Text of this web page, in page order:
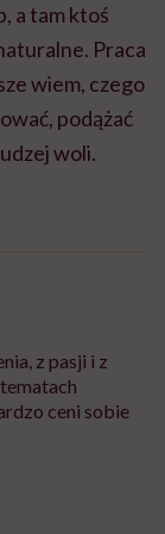
a tam ktoś
Praca
wiem, czego
podążać
woli.
z pasji i z
ceni sobie